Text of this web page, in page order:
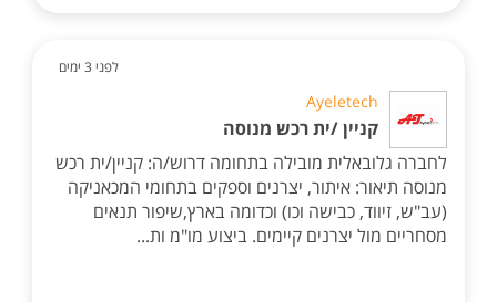
לפני 3 ימים
Ayeletech
קניין /ית רכש מנוסה
לחברה גלובאלית מובילה בתחומה דרוש/ה: קניין/ית רכש
מנוסה תיאור: איתור, יצרנים וספקים בתחומי המכאניקה
(עב"ש, זיווד, כבישה וכו) וכדומה בארץ,שיפור תנאים
מסחריים מול יצרנים קיימים. ביצוע מו"מ ות...